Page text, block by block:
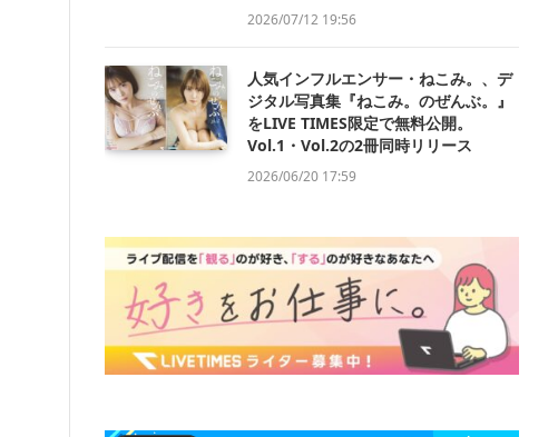
2026/07/12 19:56
人気インフルエンサー・ねこみ。、デ
ジタル写真集『ねこみ。のぜんぶ。』
をLIVE TIMES限定で無料公開。
Vol.1・Vol.2の2冊同時リリース
2026/06/20 17:59